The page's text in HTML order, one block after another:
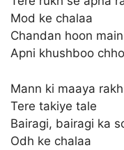
Mod ke chalaa
Chandan hoon main
Apni khushboo
Mann ki maaya
Tere takiye tale
Bairagi, bairagi ka
Odh ke chalaa